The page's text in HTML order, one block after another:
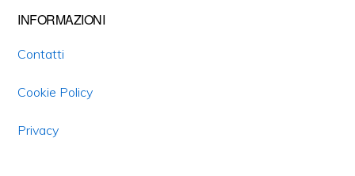
INFORMAZIONI
Contatti
Cookie Policy
Privacy